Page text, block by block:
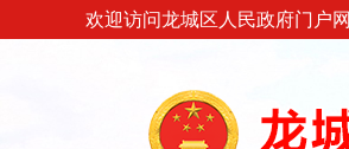
欢迎访问龙城区人民政府门户